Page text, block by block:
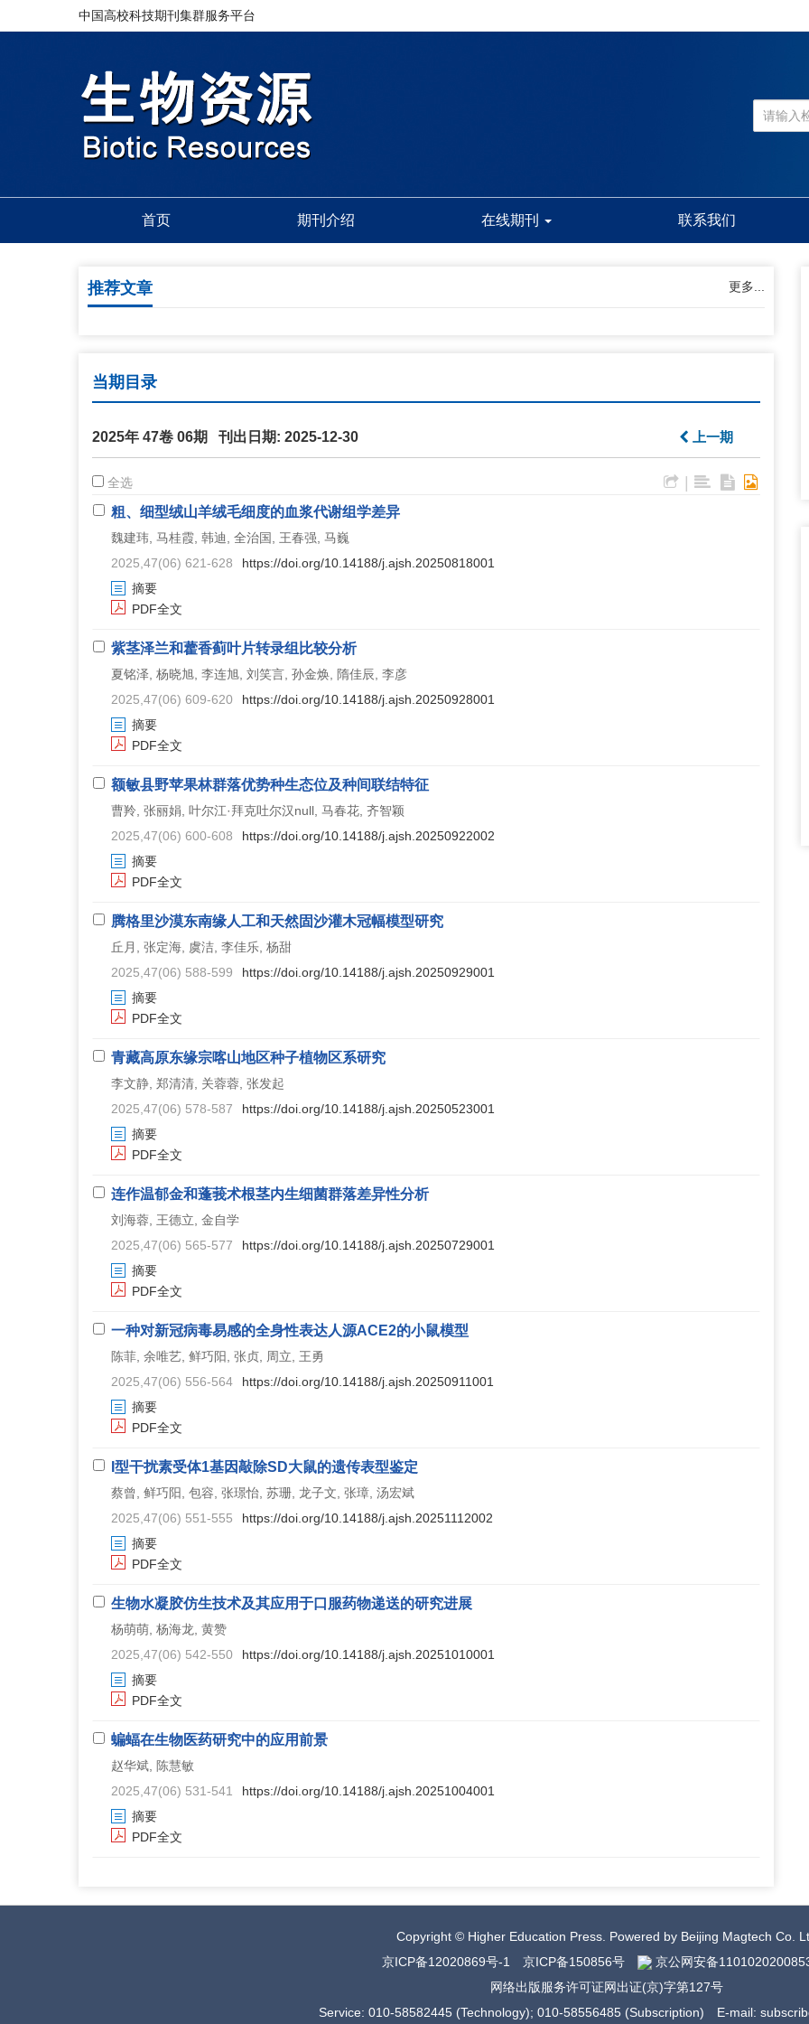
中国高校科技期刊集群服务平台
首页 期刊介绍 在线期刊 联系我们
推荐文章 更多...
当期目录
2025年 47卷 06期 刊出日期: 2025-12-30 上一期
全选
粗、细型绒山羊绒毛细度的血浆代谢组学差异
魏建玮, 马桂霞, 韩迪, 全治国, 王春强, 马巍
2025,47(06) 621-628
https://doi.org/10.14188/j.ajsh.20250818001
摘要
PDF全文
紫茎泽兰和藿香蓟叶片转录组比较分析
夏铭泽, 杨晓旭, 李连旭, 刘笑言, 孙金焕, 隋佳辰, 李彦
2025,47(06) 609-620
https://doi.org/10.14188/j.ajsh.20250928001
摘要
PDF全文
额敏县野苹果林群落优势种生态位及种间联结特征
曹羚, 张丽娟, 叶尔江·拜克吐尔汉null, 马春花, 齐智颖
2025,47(06) 600-608
https://doi.org/10.14188/j.ajsh.20250922002
摘要
PDF全文
腾格里沙漠东南缘人工和天然固沙灌木冠幅模型研究
丘月, 张定海, 虞洁, 李佳乐, 杨甜
2025,47(06) 588-599
https://doi.org/10.14188/j.ajsh.20250929001
摘要
PDF全文
青藏高原东缘宗喀山地区种子植物区系研究
李文静, 郑清清, 关蓉蓉, 张发起
2025,47(06) 578-587
https://doi.org/10.14188/j.ajsh.20250523001
摘要
PDF全文
连作温郁金和蓬莪术根茎内生细菌群落差异性分析
刘海蓉, 王德立, 金自学
2025,47(06) 565-577
https://doi.org/10.14188/j.ajsh.20250729001
摘要
PDF全文
一种对新冠病毒易感的全身性表达人源ACE2的小鼠模型
陈菲, 余唯艺, 鲜巧阳, 张贞, 周立, 王勇
2025,47(06) 556-564
https://doi.org/10.14188/j.ajsh.20250911001
摘要
PDF全文
I型干扰素受体1基因敲除SD大鼠的遗传表型鉴定
蔡曾, 鲜巧阳, 包容, 张璟怡, 苏珊, 龙子文, 张璋, 汤宏斌
2025,47(06) 551-555
https://doi.org/10.14188/j.ajsh.20251112002
摘要
PDF全文
生物水凝胶仿生技术及其应用于口服药物递送的研究进展
杨萌萌, 杨海龙, 黄赞
2025,47(06) 542-550
https://doi.org/10.14188/j.ajsh.20251010001
摘要
PDF全文
蝙蝠在生物医药研究中的应用前景
赵华斌, 陈慧敏
2025,47(06) 531-541
https://doi.org/10.14188/j.ajsh.20251004001
摘要
PDF全文
Copyright © Higher Education Press. Powered by Beijing Magtech Co.
京ICP备12020869号-1
京ICP备150856号
京公网安备
网络出版服务许可证网出证(京)字第127号
Service: 010-58582445 (Technology); 010-58556485 (Subscription) E-mail: